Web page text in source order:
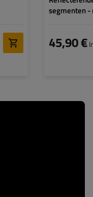
segmenten -
45,90 €